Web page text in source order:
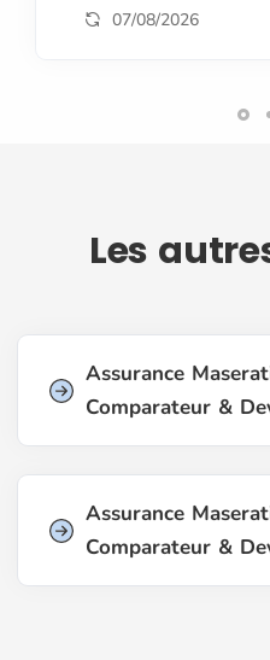
07/08/2026
Les
Assurance
Comparateur &
Assurance
Comparateur &